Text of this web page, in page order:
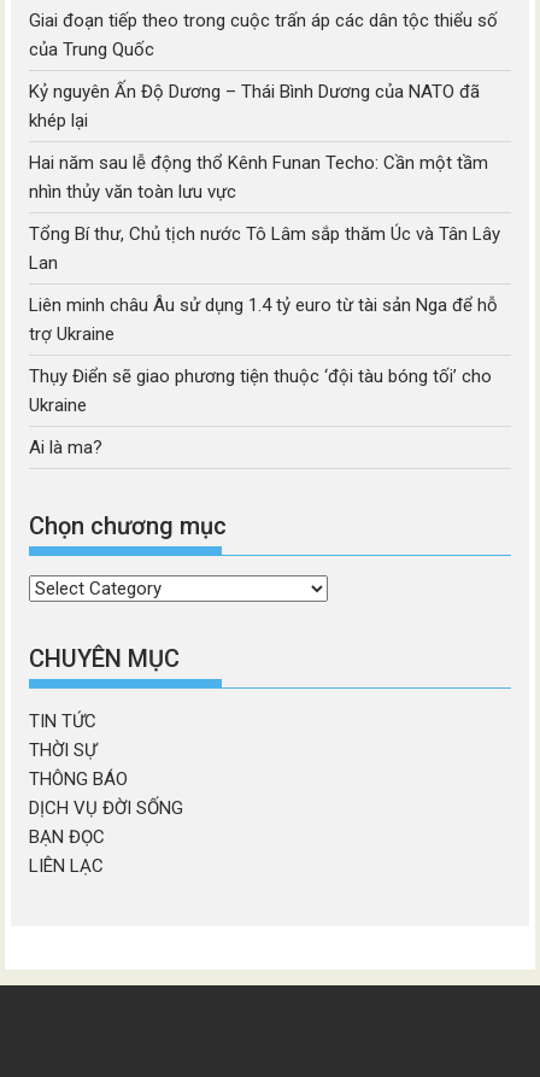
Giai đoạn tiếp theo trong cuộc trấn áp các dân tộc thiểu số
của Trung Quốc
Kỷ nguyên Ấn Độ Dương – Thái Bình Dương của NATO đã
khép lại
Hai năm sau lễ động thổ Kênh Funan Techo: Cần một tầm
nhìn thủy văn toàn lưu vực
Tổng Bí thư, Chủ tịch nước Tô Lâm sắp thăm Úc và Tân Lây
Lan
Liên minh châu Âu sử dụng 1.4 tỷ euro từ tài sản Nga để hỗ
trợ Ukraine
Thụy Điển sẽ giao phương tiện thuộc ‘đội tàu bóng tối’ cho
Ukraine
Ai là ma?
Chọn chương mục
Chọn
mục
CHUYÊN MỤC
TIN TỨC
THỜI SỰ
THÔNG BÁO
DỊCH VỤ ĐỜI SỐNG
BẠN ĐỌC
LIÊN LẠC